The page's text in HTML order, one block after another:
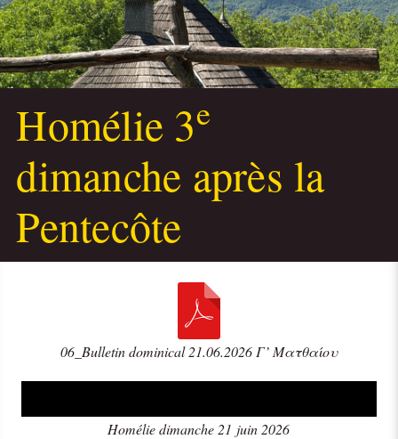
Homélie 3e
dimanche après la
Pentecôte
06_Bulletin dominical 21.06.2026 Γ’ Ματθαίου
Homélie dimanche 21 juin 2026